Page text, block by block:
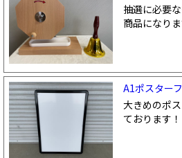
抽選に必要
商品になりま
A1ポスター
大きめのポ
ております！